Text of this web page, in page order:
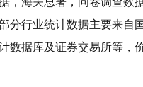
分行业统计数据主要来自
数据库及证券交易所等，